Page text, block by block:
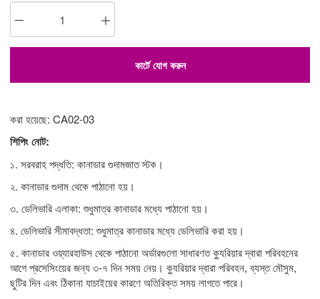
কার্টে যোগ করুন
করা হয়েছে: CA02-03
শিপিং নোট:
১. সরবরাহ পদ্ধতি: কানাডার গুদামজাত স্টক।
২. কানাডার গুদাম থেকে পাঠানো হয়।
৩. ডেলিভারি এলাকা: শুধুমাত্র কানাডার মধ্যে পাঠানো হয়।
৪. ডেলিভারি সীমাবদ্ধতা: শুধুমাত্র কানাডার মধ্যে ডেলিভারি করা হয়।
৫. কানাডার ওয়্যারহাউস থেকে পাঠানো অর্ডারগুলো সাধারণত ক্যুরিয়ার দ্বারা পরিবহনের
আগে প্রসেসিংয়ের জন্য ৩-৭ দিন সময় নেয়। ক্যুরিয়ার দ্বারা পরিবহন, ব্যস্ত মৌসুম,
ছুটির দিন এবং ঠিকানা যাচাইয়ের কারণে অতিরিক্ত সময় লাগতে পারে।